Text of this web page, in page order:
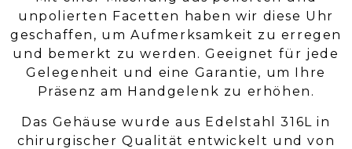
unpolierten Facetten haben wir diese Uhr
geschaffen, um Aufmerksamkeit zu erregen
und bemerkt zu werden. Geeignet für jede
Gelegenheit und eine Garantie, um Ihre
Präsenz am Handgelenk zu erhöhen.
Das Gehäuse wurde aus Edelstahl 316L in
chirurgischer Qualität entwickelt und von